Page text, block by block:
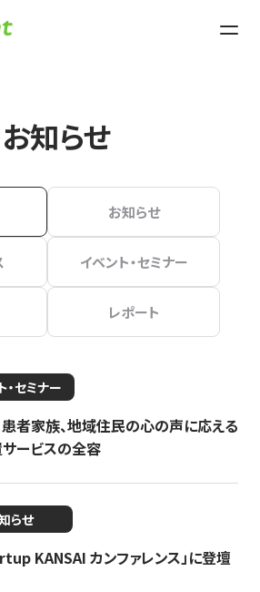
お知らせ
お知らせ
イベント・セミナー
レポート
・セミナー
患者家族、地域住民の心の声に応える
ービスの全容
らせ
KANSAI カンファレンス」に登壇